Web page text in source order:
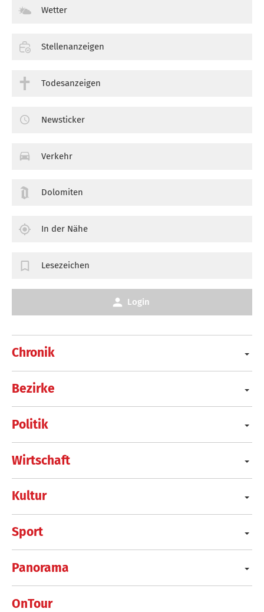
Chronik
Bezirke
Politik
Wirtschaft
Kultur
Sport
Panorama
OnTour
Wetter
Stellenanzeigen
Todesanzeigen
Newsticker
Verkehr
Dolomiten
In der Nähe
Lesezeichen
Login